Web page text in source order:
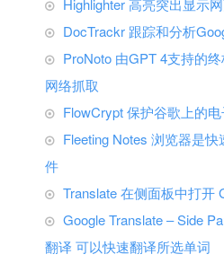
Highlighter 高亮突出显示
DocTrackr 跟踪和分析
ProNoto 由GPT 4支持的
网络抓取
FlowCrypt 保护谷歌上的
Fleeting Notes 浏览器是
件
Translate 在侧面板中打开
Google Translate – Side
翻译 可以快速翻译所选单词